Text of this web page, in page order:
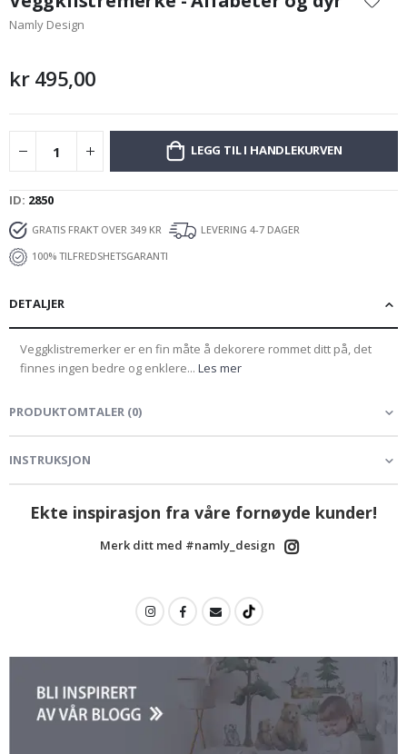
begynnelsen
av
Namly Design
kr 495,00
LEGG TIL I HANDLEKURVEN
ID 2850
GRATIS FRAKT OVER 349 KR
LEVERING 4-7 DAGER
100% TILFREDSHETSGARANTI
DETALJER
Veggklistremerker er en fin måte å dekorere rommet ditt på, det
finnes ingen bedre og enklere... Les mer
PRODUKTOMTALER (0)
INSTRUKSJON
Ekte inspirasjon fra våre fornøyde kunder!
Merk ditt med #namly_design